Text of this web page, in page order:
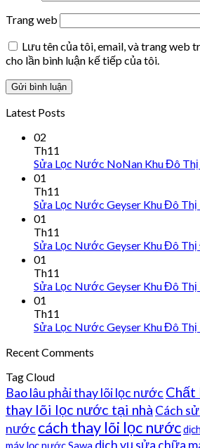
Trang web
Lưu tên của tôi, email, và trang web
cho lần bình luận kế tiếp của tôi.
Latest Posts
02
Th11
Sửa Lọc Nước NoNan Khu Đô Thị
01
Th11
Sửa Lọc Nước Geyser Khu Đô Thị
01
Th11
Sửa Lọc Nước Geyser Khu Đô
01
Th11
Sửa Lọc Nước Geyser Khu Đô Thị
01
Th11
Sửa Lọc Nước Geyser Khu Đô Thị
Recent Comments
Tag Cloud
Bao lâu phải thay lõi lọc nước Chất
thay lõi lọc nước tại nhà Cách
nước cách thay lõi lọc nước
máy lọc nước Sawa dịch vụ sửa chữa